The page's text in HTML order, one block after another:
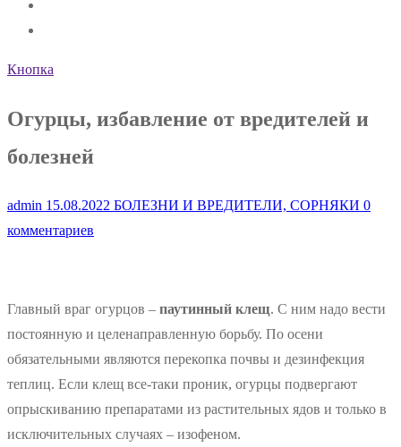
Кнопка
Огурцы, избавление от вредителей и
болезней
admin 15.08.2022 БОЛЕЗНИ И ВРЕДИТЕЛИ, СОРНЯКИ 0
комментариев
Главный враг огурцов – паутинный клещ. С ним надо вести
постоянную и целенаправленную борьбу. По осени
обязательными являются перекопка почвы и дезинфекция
теплиц. Если клещ все-таки проник, огурцы подвергают
опрыскиванию препаратами из растительных ядов и только в
исключительных случаях – изофеном.